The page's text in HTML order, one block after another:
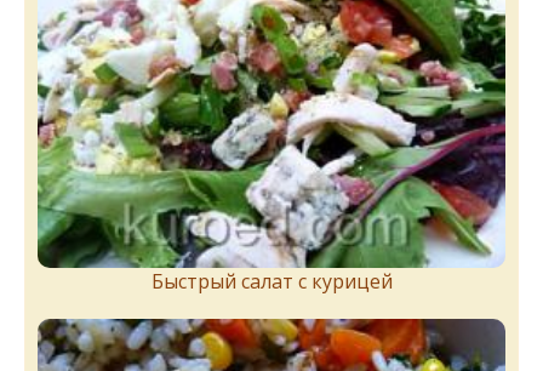
Быстрый салат с курицей